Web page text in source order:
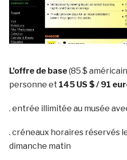
L’offre de base(85 $
personne et 145 US $ / 91
. entrée illimitée au musée
. créneaux horaires réservés
dimanche matin